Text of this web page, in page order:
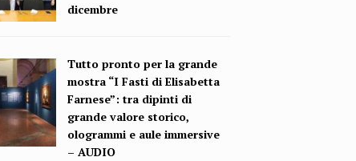
dicembre
Tutto pronto per la grande
mostra “I Fasti di Elisabetta
Farnese”: tra dipinti di
grande valore storico,
ologrammi e aule immersive
– AUDIO